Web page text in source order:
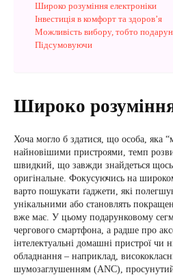
Широко розуміння електроніки
Інвестиція в комфорт та здоров’я
Можливість вибору, тобто
Підсумовуючи
Широко
Хоча могло б здатися, що особа, яка
найновішими пристроями, темп
швидкий, що завжди знайдеться
оригінальне. Фокусуючись на
варто пошукати ґаджети, які
унікальними або становлять
вже має. У цьому подарунковому
чергового смартфона, а радше про
інтелектуальні домашні пристрої чи
обладнання – наприклад,
шумозаглушенням (ANC),